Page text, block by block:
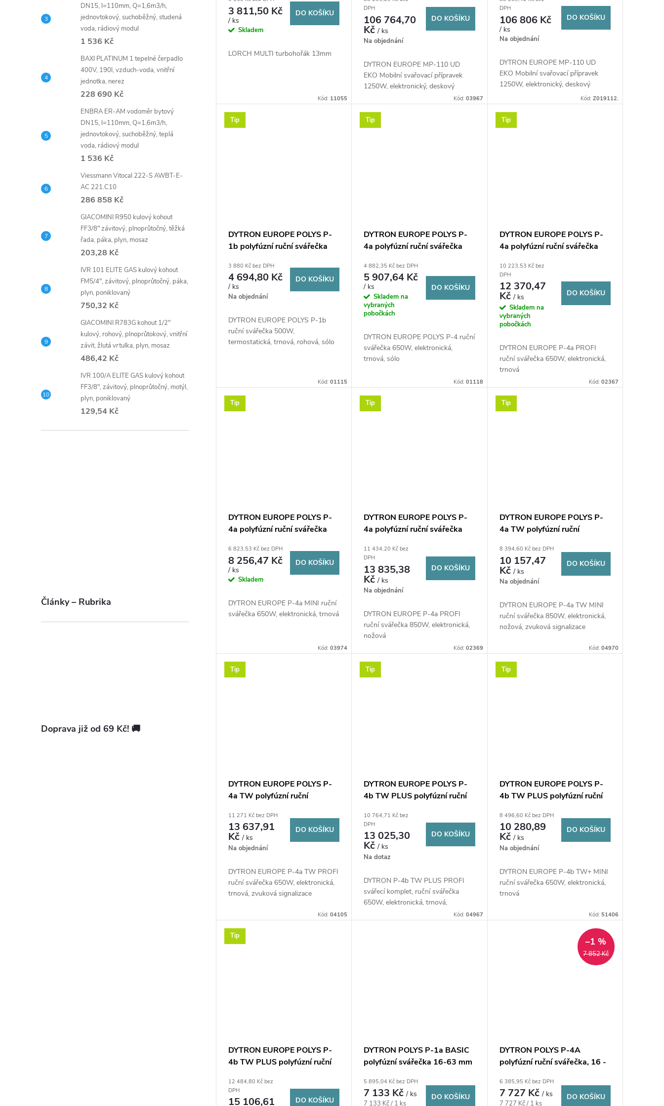
DN15, l=110mm, Q=1,6m3/h,
jednovtokový, suchoběžný, studená
voda, rádiový modul
1 536 Kč
BAXI PLATINUM 1 tepelné čerpadlo
400V, 190l, vzduch-voda, vnitřní
jednotka, nerez
228 690 Kč
ENBRA ER-AM vodoměr bytový
DN15, l=110mm, Q=1,6m3/h,
jednovtokový, suchoběžný, teplá
voda, rádiový modul
1 536 Kč
Viessmann Vitocal 222-S AWBT-E-
AC 221.C10
286 858 Kč
GIACOMINI R950 kulový kohout
FF3/8" závitový, plnoprůtočný, těžká
řada, páka, plyn, mosaz
203,28 Kč
IVR 101 ELITE GAS kulový kohout
FM5/4", závitový, plnoprůtočný, páka,
plyn, poniklovaný
750,32 Kč
GIACOMINI R783G kohout 1/2"
kulový, rohový, plnoprůtokový, vnitřní
závit, žlutá vrtulka, plyn, mosaz
486,42 Kč
IVR 100/A ELITE GAS kulový kohout
FF3/8", závitový, plnoprůtočný, motýl,
plyn, poniklovaný
129,54 Kč
Články – Rubrika
Doprava již od 69 Kč! 🚚
ů
konektorem krytí
3 811,50 Kč
/ ks
Skladem
DO KOŠÍKU
LORCH MULTI turbohořák 13mm
Kód: 11055
dílny, vložky, nástavce 63-75-
90-110 mm, upínací rám
DPH
106 764,70
Kč/ ks
Na objednání
DO KOŠÍKU
DYTRON EUROPE MP-110 UD
EKO Mobilní svařovací přípravek
1250W, elektronický, deskový
Kód: 03967
DPH
106 806 Kč
/ ks
Na objednání
DO KOŠÍKU
DYTRON EUROPE MP-110 UD
EKO Mobilní svařovací přípravek
1250W, elektronický, deskový
Kód: Z019112.
Tip
DYTRON EUROPE POLYS P-
1b polyfúzní ruční svářečka
úhlová
3 880 Kč bez DPH
4 694,80 Kč
/ ks
Na objednání
DO KOŠÍKU
DYTRON EUROPE POLYS P-1b
ruční svářečka 500W,
termostatická, trnová, rohová, sólo
Kód:01115
Tip
DYTRON EUROPE POLYS P-
4a polyfúzní ruční svářečka
4 882,35 Kč bez DPH
5 907,64 Kč
/ ks
Skladem na
vybraných
pobočkách
DO KOŠÍKU
DYTRON EUROPE POLYS P-4 ruční
svářečka 650W, elektronická,
trnová, sólo
Kód: 01118
Tip
DYTRON EUROPE POLYS P-
4a polyfúzní ruční svářečka
nástavce 16-20-25-32-40-
50-63 mm, kufr
10 223,53 Kč bez
DPH
12 370,47
Kč/ ks
Skladem na
vybraných
pobočkách
DO KOŠÍKU
DYTRON EUROPE P-4a PROFI
ruční svářečka 650W, elektronická,
trnová
Kód: 02367
Tip
DYTRON EUROPE POLYS P-
4a polyfúzní ruční svářečka
nástavce 20-25-32 mm, kufr
6 823,53 Kč bez DPH
8 256,47 Kč
/ ks
Skladem
DO KOŠÍKU
DYTRON EUROPE P-4a MINI ruční
svářečka 650W, elektronická, trnová
Kód:03974
Tip
DYTRON EUROPE POLYS P-
4a polyfúzní ruční svářečka
nástavce 16-20-25-32-40-
50-63 mm, kufr
11 434,20 Kč bez
DPH
13 835,38
Kč/ ks
Na objednání
DO KOŠÍKU
DYTRON EUROPE P-4a PROFI
ruční svářečka 850W, elektronická,
nožová
Kód: 02369
Tip
DYTRON EUROPE POLYS P-
4a TW polyfúzní ruční
nožová, nástavce 20-25-32
mm, kufr
8 394,60 Kč bez DPH
10 157,47
Kč/ ks
Na objednání
DO KOŠÍKU
DYTRON EUROPE P-4a TW MINI
ruční svářečka 850W, elektronická,
nožová, zvuková signalizace
Kód: 04970
Tip
DYTRON EUROPE POLYS P-
4a TW polyfúzní ruční
trnová, nástavce 16-20-25-
32-40-50-63 mm, kufr
11 271 Kč bez DPH
13 637,91
Kč/ ks
Na objednání
DO KOŠÍKU
DYTRON EUROPE P-4a TW PROFI
ruční svářečka 650W, elektronická,
trnová, zvuková signalizace
Kód:04105
Tip
DYTRON EUROPE POLYS P-
4b TW PLUS polyfúzní ruční
trnová, nástavce 16-20-25-
32-40-50-63 mm, kufr
10 764,71 Kč bez
DPH
13 025,30
Kč/ ks
Na dotaz
DO KOŠÍKU
DYTRON P-4b TW PLUS PROFI
svářecí komplet, ruční svářečka
650W, elektronická, trnová,
Kód: 04967
Tip
DYTRON EUROPE POLYS P-
4b TW PLUS polyfúzní ruční
trnová, nástavce 20-25-32-
40 mm, kufr
8 496,60 Kč bez DPH
10 280,89
Kč/ ks
Na objednání
DO KOŠÍKU
DYTRON EUROPE P-4b TW+ MINI
ruční svářečka 650W, elektronická,
trnová
Kód: 51406
Tip
DYTRON EUROPE POLYS P-
4b TW PLUS polyfúzní ruční
nožová, nástavce 16-20-25-
32-40-50-63 mm, kufr
12 484,80 Kč bez
DPH
15 106,61 DO KOŠÍKU
DYTRON POLYS P-1a BASIC
polyfúzní svářečka 16-63 mm
5 895,04 Kč bez DPH
7 133 Kč/ ks
Měrná
7 133 Kč / 1 ks
DO KOŠÍKU
7 852 Kč
–1 %
DYTRON POLYS P-4A
polyfúzní ruční svářečka, 16 -
6 385,95 Kč bez DPH
7 727 Kč/ ks
Měrná
7 727 Kč / 1 ks
DO KOŠÍKU